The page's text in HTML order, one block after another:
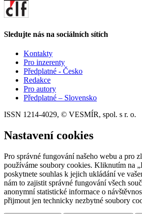
Sledujte nás na sociálních sítích
Kontakty
Pro inzerenty
Předplatné - Česko
Redakce
Pro autory
Předplatné – Slovensko
ISSN 1214-4029, © VESMÍR, spol. s r. o.
Nastavení cookies
Pro správné fungování našeho webu a pro
používáme soubory cookies. Kliknutím na
poskytnete souhlas k jejich ukládání ve
nám to zajistit správné fungování všech
anonymní statistické informace o
přijmout jen technicky nezbytné soubory